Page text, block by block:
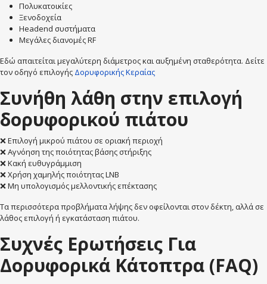
Πολυκατοικίες
Ξενοδοχεία
Headend συστήματα
Μεγάλες διανομές RF
Εδώ απαιτείται μεγαλύτερη διάμετρος και αυξημένη σταθερότητα. Δείτε
τον οδηγό επιλογής Δορυφορικής Κεραίας
Συνήθη λάθη στην επιλογή
δορυφορικού πιάτου
❌ Επιλογή μικρού πιάτου σε οριακή περιοχή
❌ Αγνόηση της ποιότητας βάσης στήριξης
❌ Κακή ευθυγράμμιση
❌ Χρήση χαμηλής ποιότητας LNB
❌ Μη υπολογισμός μελλοντικής επέκτασης
Τα περισσότερα προβλήματα λήψης δεν οφείλονται στον δέκτη, αλλά σε
λάθος επιλογή ή εγκατάσταση πιάτου.
Συχνές Ερωτήσεις Για
Δορυφορικά Κάτοπτρα (FAQ)